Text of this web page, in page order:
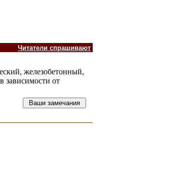
Читатели спрашивают
железобетонный,
зависимости от